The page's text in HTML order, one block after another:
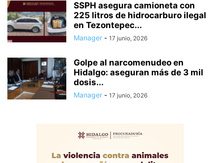
SSPH asegura camioneta con
225 litros de hidrocarburo ilegal
en Tezontepec...
Manager - 17 junio, 2026
Golpe al narcomenudeo en
Hidalgo: aseguran más de 3 mil
dosis...
Manager - 17 junio, 2026